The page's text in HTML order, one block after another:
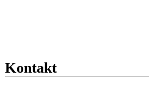
Kontakt